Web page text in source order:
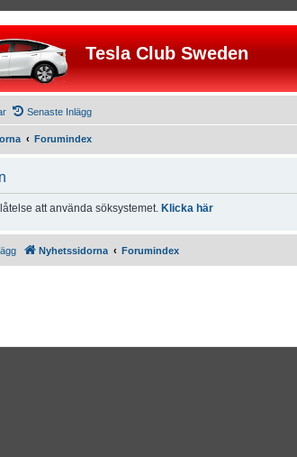
Tesla Club Sweden
Senaste Inlägg
Forumindex
att använda söksystemet. Klicka här
Nyhetssidorna Forumindex